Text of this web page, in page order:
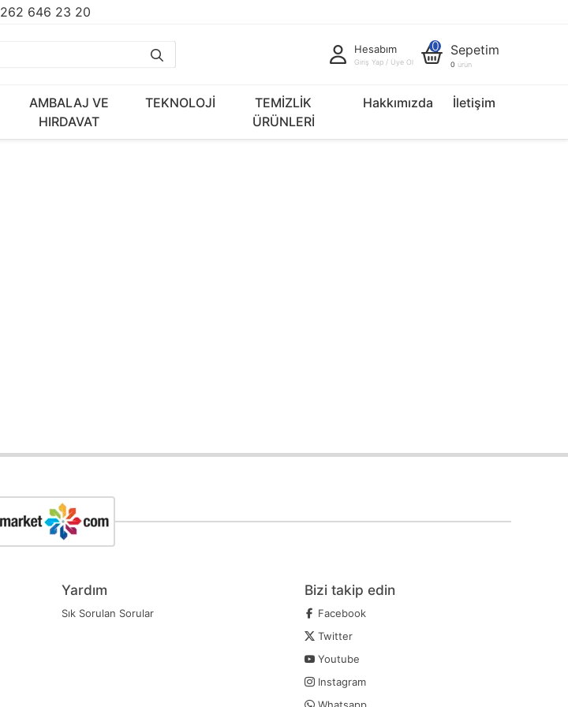
262 646 23 20
Hesabım
Giriş Yap / Üye Ol
0 Sepetim
0 ürün
AMBALAJ VE
HIRDAVAT
TEKNOLOJİ
TEMİZLİK
ÜRÜNLERİ
Hakkımızda İletişim
Yardım
Sık Sorulan Sorular
Bizi takip edin
Facebook
Twitter
Youtube
Instagram